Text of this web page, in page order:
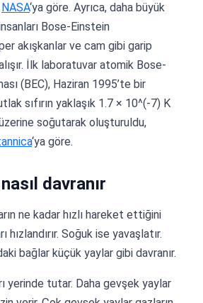
NASA‘ya göre. Ayrıca, daha büyük
Bose-Einstein
akışkanlar ve cam gibi garip
İlk laboratuvar atomik Bose-
(BEC), Haziran 1995’te bir
sıfırın yaklaşık 1.7 × 10^(-7) K
soğutarak oluşturuldu,
‘ya göre.
davranır
ne kadar hızlı hareket ettiğini
hızlandırır. Soğuk ise yavaşlatır.
bağlar küçük yaylar gibi davranır.
yerinde tutar. Daha gevşek yaylar